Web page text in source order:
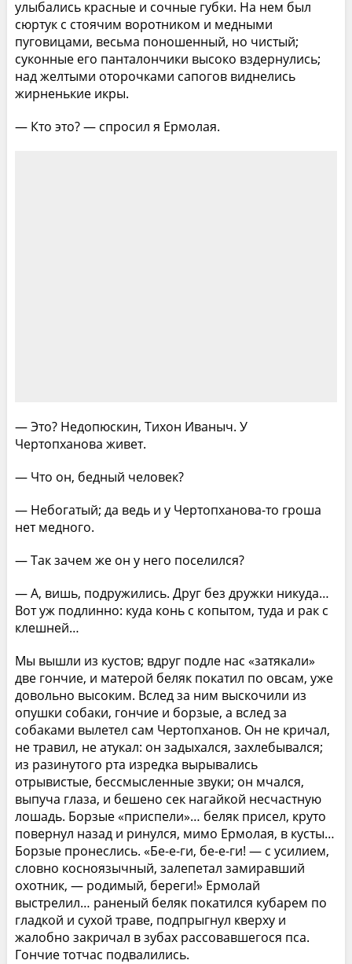
улыбались красные и сочные губки. На нем был
сюртук с стоячим воротником и медными
пуговицами, весьма поношенный, но чистый;
суконные его панталончики высоко вздернулись;
над желтыми оторочками сапогов виднелись
жирненькие икры.
— Кто это? — спросил я Ермолая.
— Это? Недопюскин, Тихон Иваныч. У
Чертопханова живет.
— Что он, бедный человек?
— Небогатый; да ведь и у Чертопханова-то гроша
нет медного.
— Так зачем же он у него поселился?
— А, вишь, подружились. Друг без дружки никуда…
Вот уж подлинно: куда конь с копытом, туда и рак с
клешней…
Мы вышли из кустов; вдруг подле нас «затякали»
две гончие, и матерой беляк покатил по овсам, уже
довольно высоким. Вслед за ним выскочили из
опушки собаки, гончие и борзые, а вслед за
собаками вылетел сам Чертопханов. Он не кричал,
не травил, не атукал: он задыхался, захлебывался;
из разинутого рта изредка вырывались
отрывистые, бессмысленные звуки; он мчался,
выпуча глаза, и бешено сек нагайкой несчастную
лошадь. Борзые «приспели»… беляк присел, круто
повернул назад и ринулся, мимо Ермолая, в кусты…
Борзые пронеслись. «Бе-е-ги, бе-е-ги! — с усилием,
словно косноязычный, залепетал замиравший
охотник, — родимый, береги!» Ермолай
выстрелил… раненый беляк покатился кубарем по
гладкой и сухой траве, подпрыгнул кверху и
жалобно закричал в зубах рассовавшегося пса.
Гончие тотчас подвалились.